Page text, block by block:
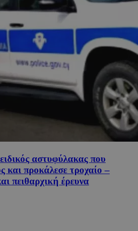
αστυφύλακας που
και προκάλεσε τροχαίο –
πειθαρχική έρευνα